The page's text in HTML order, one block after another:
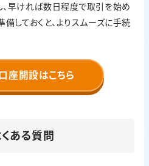
早ければ数日程度で取引を始め
しておくと、よりスムーズに手続
座開設はこちら
ある質問